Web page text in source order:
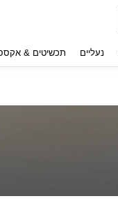
נעליים תכשיטים &